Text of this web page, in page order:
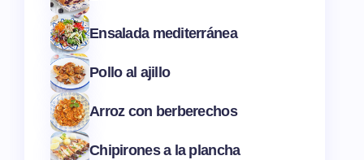
Ensalada mediterránea
Pollo al ajillo
Arroz con berberechos
Chipirones a la plancha